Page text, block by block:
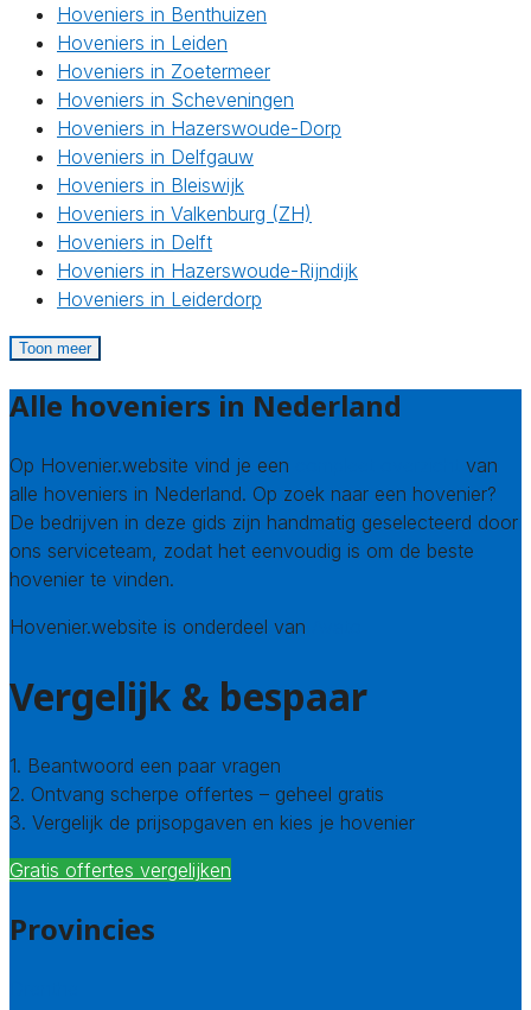
Hoveniers in Benthuizen
Hoveniers in Leiden
Hoveniers in Zoetermeer
Hoveniers in Scheveningen
Hoveniers in Hazerswoude-Dorp
Hoveniers in Delfgauw
Hoveniers in Bleiswijk
Hoveniers in Valkenburg (ZH)
Hoveniers in Delft
Hoveniers in Hazerswoude-Rijndijk
Hoveniers in Leiderdorp
Toon meer
Alle hoveniers in Nederland
Op Hovenier.website vind je een
van
alle hoveniers in Nederland. Op zoek naar een hovenier?
De bedrijven in deze gids zijn handmatig geselecteerd door
ons serviceteam, zodat het eenvoudig is om de beste
hovenier te vinden.
Hovenier.website is onderdeel van
Vergelijk & bespaar
1. Beantwoord een paar vragen
2. Ontvang scherpe offertes – geheel gratis
3. Vergelijk de prijsopgaven en kies je hovenier
Gratis offertes vergelijken
Provincies